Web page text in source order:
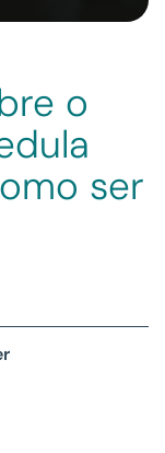
o
ser